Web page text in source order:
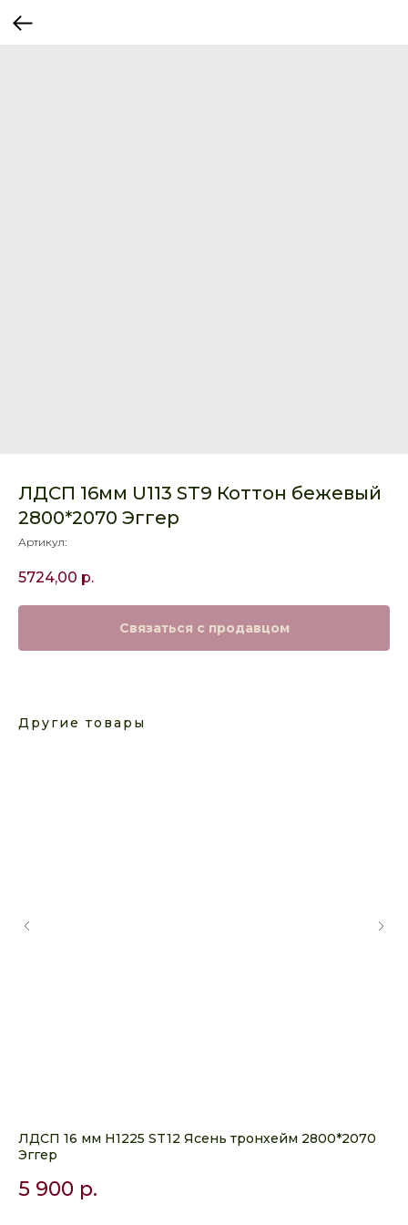
ЛДСП 16мм U113 ST9 Коттон бежевый
2800*2070 Эггер
Артикул:
5724,00 р.
Связаться с продавцом
Другие товары
ЛДСП 16 мм H1225 ST12 Ясень тронхейм 2800*2070
Эггер
5 900 р.